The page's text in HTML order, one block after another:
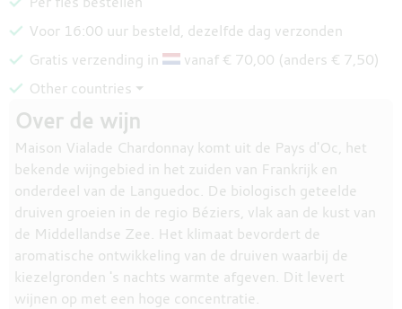
Voor 16:00 uur besteld, dezelfde dag verzonden
Gratis verzending in
vanaf € 70,00 (anders € 7,50)
Other countries ⏷
Over de wijn
Maison Vialade Chardonnay komt uit de Pays d'Oc, het
bekende wijngebied in het zuiden van Frankrijk en
onderdeel van de Languedoc. De biologisch geteelde
druiven groeien in de regio Béziers, vlak aan de kust van
de Middellandse Zee. Het klimaat bevordert de
aromatische ontwikkeling van de druiven waarbij de
kiezelgronden 's nachts warmte afgeven. Dit levert
wijnen op met een hoge concentratie.